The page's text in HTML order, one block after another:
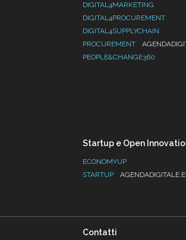
DIGITAL4MARKETING
DIGITAL4PROCUREMENT
DIGITAL4SUPPLYCHAIN
PROCUREMENT
PEOPLE&CHANGE360
Startup e Open
ECONOMYUP
STARTUP
Contatti